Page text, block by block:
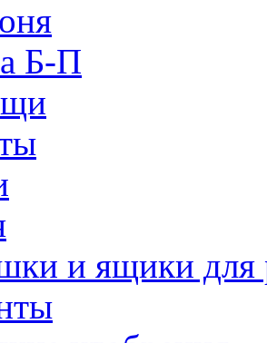
Б-П
и ящики для